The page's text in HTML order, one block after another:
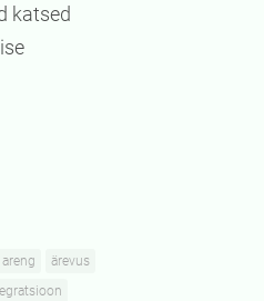
katsed
areng
ärevus